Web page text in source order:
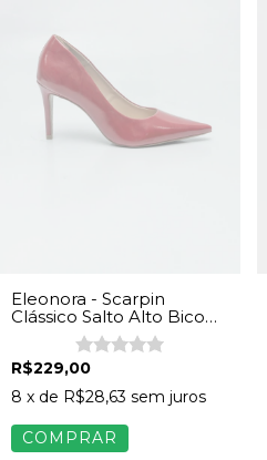
Eleonora - Scarpin
Clássico Salto Alto Bico
Folha Feminino Napa
Vermelho
R$229,00
8 x de R$28,63 sem juros
COMPRAR